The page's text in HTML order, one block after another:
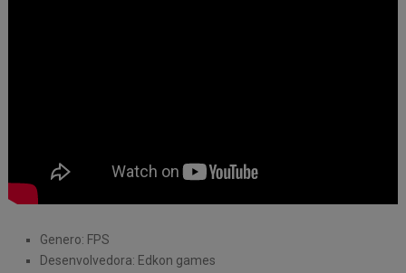
Genero: FPS
Desenvolvedora: Edkon games